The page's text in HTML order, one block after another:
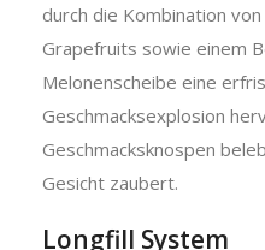
durch die Kombination
Grapefruits sowie einem
Melonenscheibe eine
Geschmacksexplosion
Geschmacksknospen
Gesicht zaubert.
Longfill System